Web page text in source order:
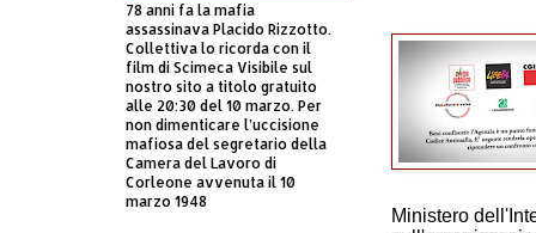
Ministero
78 anni fa la mafia
assassinava Placido Rizzotto.
Collettiva lo ricorda con il
film di Scimeca Visibile sul
nostro sito a titolo gratuito
alle 20:30 del 10 marzo. Per
non dimenticare l’uccisione
mafiosa del segretario della
Camera del Lavoro di
Corleone avvenuta il 10
marzo 1948